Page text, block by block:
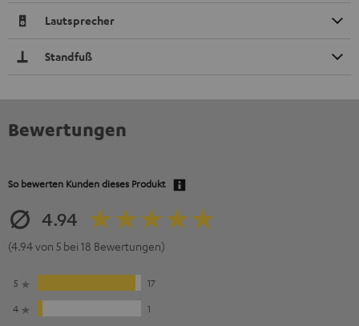
Lautsprecher
Standfuß
Bewertungen
So bewerten Kunden dieses Produkt
4.94
(4.94 von 5 bei 18 Bewertungen)
5
17
4
1